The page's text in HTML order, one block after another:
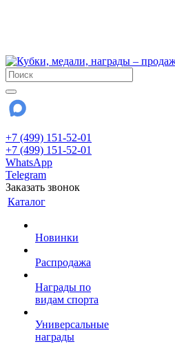
+7 (499) 151-52-01
+7 (499) 151-52-01
WhatsApp
Telegram
Заказать звонок
Каталог
Новинки
Распродажа
Награды по
видам спорта
Универсальные
награды